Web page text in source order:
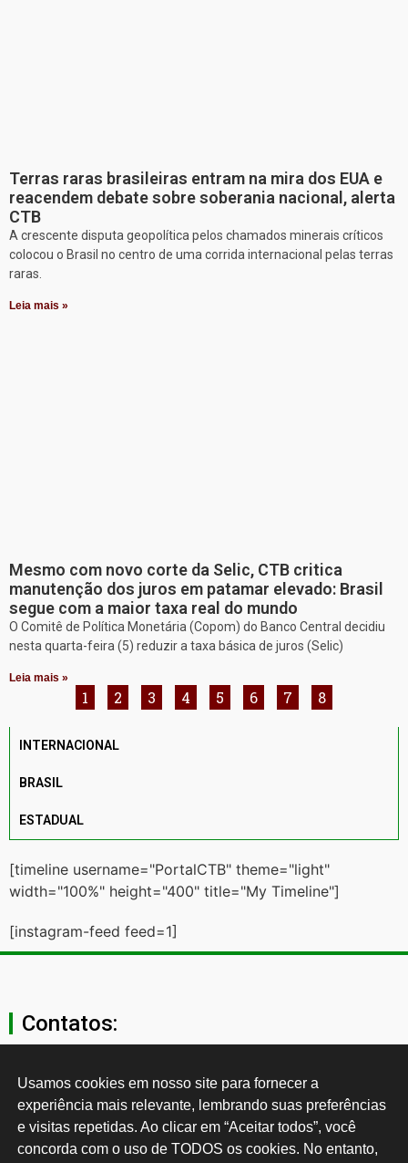
Terras raras brasileiras entram na mira dos EUA e
reacendem debate sobre soberania nacional, alerta
CTB
A crescente disputa geopolítica pelos chamados minerais críticos
colocou o Brasil no centro de uma corrida internacional pelas terras
raras.
Leia mais »
Mesmo com novo corte da Selic, CTB critica
manutenção dos juros em patamar elevado: Brasil
segue com a maior taxa real do mundo
O Comitê de Política Monetária (Copom) do Banco Central decidiu
nesta quarta-feira (5) reduzir a taxa básica de juros (Selic)
Leia mais »
1 2 3 4 5 6 7 8
INTERNACIONAL
BRASIL
ESTADUAL
[timeline username="PortalCTB" theme="light"
width="100%" height="400" title="My Timeline"]
[instagram-feed feed=1]
Contatos:
secgeral@ctb.org.br
11 3874-0040
Rua Cardoso de Almeida, 1843, Sumaré São Paulo - SP -
Usamos cookies em nosso site para fornecer a
experiência mais relevante, lembrando suas preferências
e visitas repetidas. Ao clicar em “Aceitar todos”, você
concorda com o uso de TODOS os cookies. No entanto,